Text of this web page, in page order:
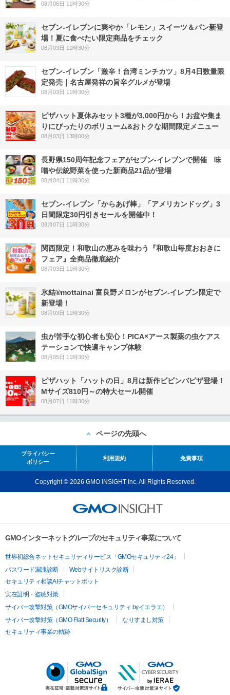
08月06日 11時30分
セブン‐イレブンに爽やか「レモン」スイーツ＆パン新登
場！夏に食べたい限定商品をチェック
08月03日 11時30分
セブン-イレブン「激辛！台湾ミンチカツ」8月4日数量限
定発売｜名古屋発祥の旨辛グルメが登場
08月03日 11時30分
ピザハット夏休みセット3種が3,000円から！お盆や集ま
りにぴったりのボリューム&おトクな期間限定メニュー
08月03日 13時00分
長野県150周年記念フェアがセブン-イレブンで開催 味
噌や伝統野菜を使った新商品21品が登場
08月04日 11時30分
セブン‐イレブン「からあげ棒」「アメリカンドッグ」3
日間限定30円引きセールを開催中！
08月07日 11時30分
関西限定！和歌山の恵みを味わう『和歌山毎度おおきに
フェア』全商品徹底紹介
08月03日 11時30分
氷結®mottainai 富良野メロンがセブン‐イレブン限定で
新登場！
08月03日 11時30分
虫が苦手な初心者も安心！PICA×アース製薬の虫ケアス
テーションで快適キャンプ体験
08月05日 11時30分
ピザハット「ハットの日」8月は新作ビビンバピザ登場！
Mサイズ810円～の特大セール開催
08月07日 11時30分
ページの先頭へ
プライバシー
ポリシー
利用規約 免責事項
Copyright © 2026 GMO INSIGHT Inc. All Rights Reserved.
GMOインターネットグループのセキュリティ事業について
世界初総合ネットセキュリティサービス「GMOセキュリティ24」
パスワード漏洩診断
Webサイトリスク診断
セキュリティ相談AIチャットボット
実在証明・盗聴対策
サイバー攻撃対策（GMOサイバーセキュリティ byイエラエ）
サイバー攻撃対策（GMO Flatt Security）
なりすまし対策
セキュリティ事業の軌跡